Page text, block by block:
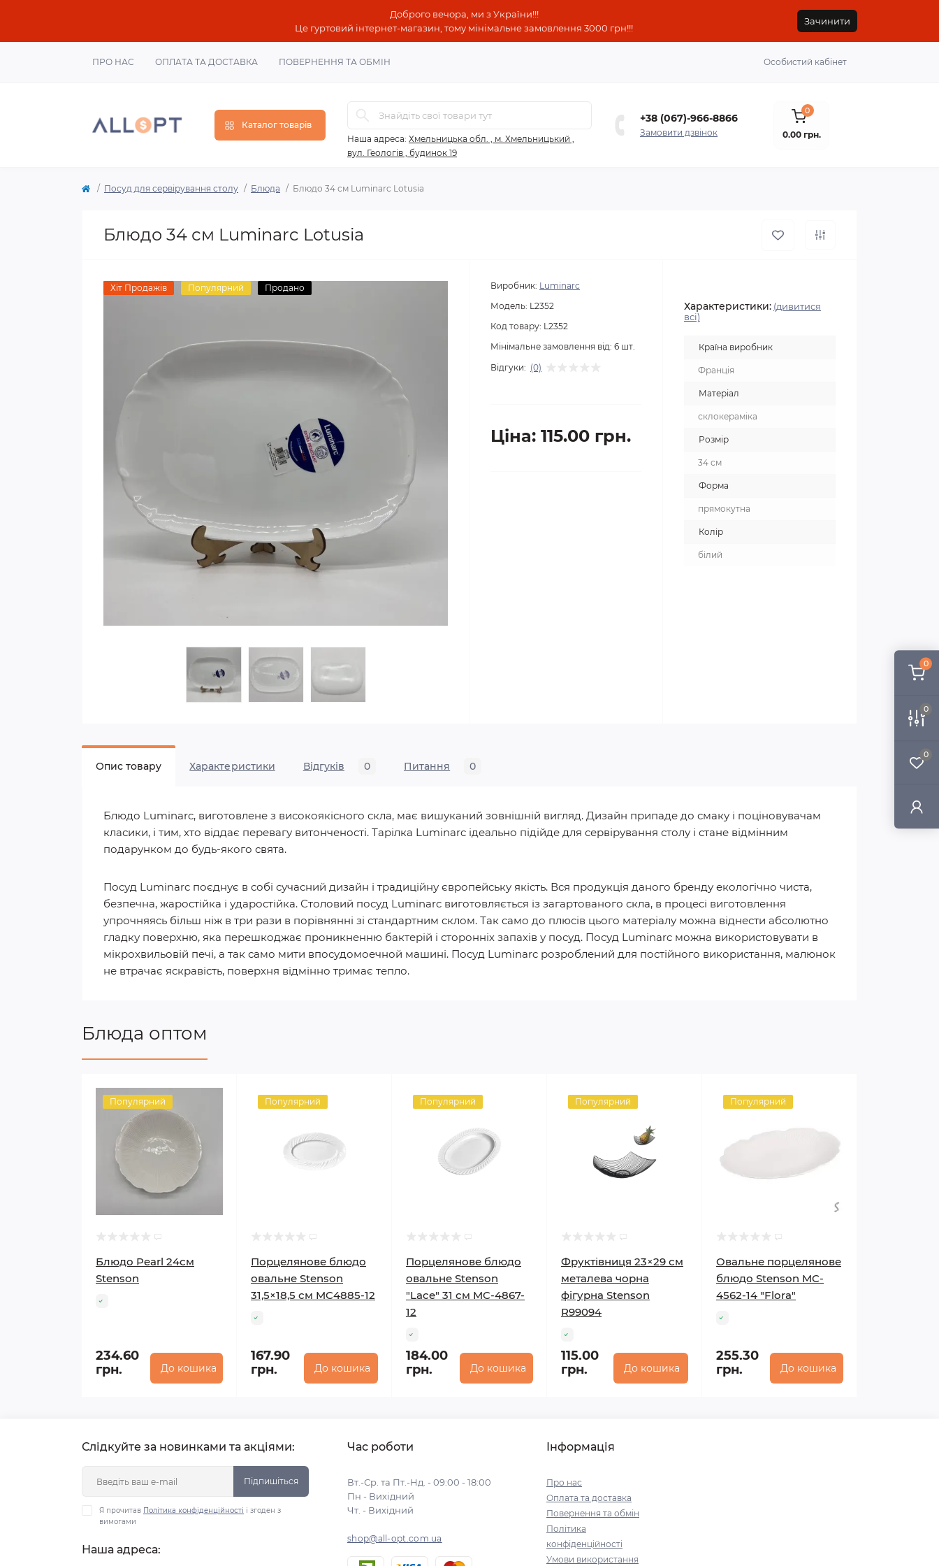
0
0
0
Доброго вечора, ми з України!!!
Це гуртовий інтернет-магазин, тому мінімальне замовлення 3000 грн!!!
Зачинити
ПРО НАС ОПЛАТА ТА ДОСТАВКА ПОВЕРНЕННЯ ТА ОБМІН Особистий кабінет
Каталог товарів
Наша адреса: Хмельницька обл. , м. Хмельницький ,
вул. Геологів , будинок 19
+38 (067)-966-8866
Замовити дзвінок
0
0.00 грн.
Посуд для сервірування столу Блюда Блюдо 34 см Luminarc Lotusia
Блюдо 34 см Luminarc Lotusia
Хіт Продажів Популярний Продано Виробник: Luminarc
Модель: L2352
Код товару: L2352
Мінімальне замовлення від: 6 шт.
Відгуки: (0)
Ціна: 115.00 грн.
Характеристики: (дивитися
всі)
Країна виробник
Франція
Матеріал
склокераміка
Розмір
34 см
Форма
прямокутна
Колір
білий
Опис товару Характеристики Відгуків 0 Питання 0
Блюдо Luminarc, виготовлене з високоякісного скла, має вишуканий зовнішній вигляд. Дизайн припаде до смаку і поціновувачам
класики, і тим, хто віддає перевагу витонченості. Тарілка Luminarc ідеально підійде для сервірування столу і стане відмінним
подарунком до будь-якого свята.
Посуд Luminarc поєднує в собі сучасний дизайн і традиційну європейську якість. Вся продукція даного бренду екологічно чиста,
безпечна, жаростійка і ударостійка. Столовий посуд Luminarc виготовляється із загартованого скла, в процесі виготовлення
упрочняясь більш ніж в три рази в порівнянні зі стандартним склом. Так само до плюсів цього матеріалу можна віднести абсолютно
гладку поверхню, яка перешкоджає проникненню бактерій і сторонніх запахів у посуд. Посуд Luminarc можна використовувати в
мікрохвильовій печі, а так само мити впосудомоечной машині. Посуд Luminarc розроблений для постійного використання, малюнок
не втрачає яскравість, поверхня відмінно тримає тепло.
Блюда оптом
Популярний
Блюдо Pearl 24см
Stenson
234.60
грн.
До кошика
Популярний
Порцелянове блюдо
овальне Stenson
31,5×18,5 см MC4885-12
167.90
грн.
До кошика
Популярний
Порцелянове блюдо
овальне Stenson
"Lace" 31 см MC-4867-
12
184.00
грн.
До кошика
Популярний
Фруктівниця 23×29 см
металева чорна
фігурна Stenson
R99094
115.00
грн.
До кошика
Популярний
Овальне порцелянове
блюдо Stenson MC-
4562-14 "Flora"
255.30
грн.
До кошика
Слідкуйте за новинками та акціями:
Підпишіться
Я прочитав Політика конфіденційності і згоден з
вимогами
Наша адреса:
Час роботи
Вт.-Ср. та Пт.-Нд. - 09:00 - 18:00
Пн - Вихідний
Чт. - Вихідний
shop@all-opt.com.ua
Інформація
Про нас
Оплата та доставка
Повернення та обмін
Політика
конфіденційності
Умови використання